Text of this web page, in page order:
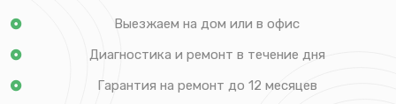
Выезжаем на дом или в офис
Диагностика и ремонт в течение дня
Гарантия на ремонт до 12 месяцев